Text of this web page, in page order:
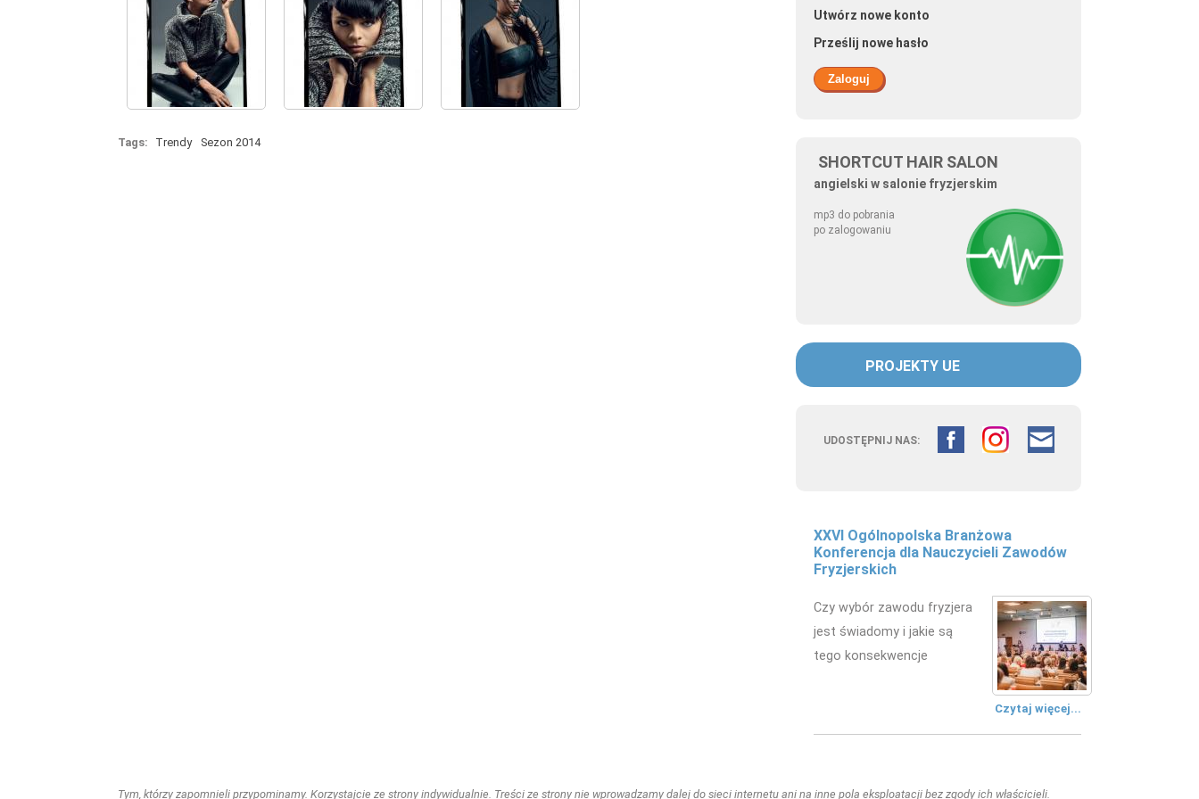
Utwórz nowe konto
Prześlij nowe hasło
SHORTCUT HAIR SALON
angielski w salonie fryzjerskim
mp3 do pobrania
po zalogowaniu
PROJEKTY UE
UDOSTĘPNIJ NAS:
XXVI Ogólnopolska Branżowa
Konferencja dla Nauczycieli Zawodów
Fryzjerskich
Czy wybór zawodu fryzjera
jest świadomy i jakie są
tego konsekwencje
Czytaj więcej...
Tags: Trendy Sezon 2014
Tym, którzy zapomnieli przypominamy. Korzystajcie ze strony indywidualnie. Treści ze strony nie wprowadzamy dalej do sieci internetu ani na inne pola eksploatacji bez zgody ich właścicieli.